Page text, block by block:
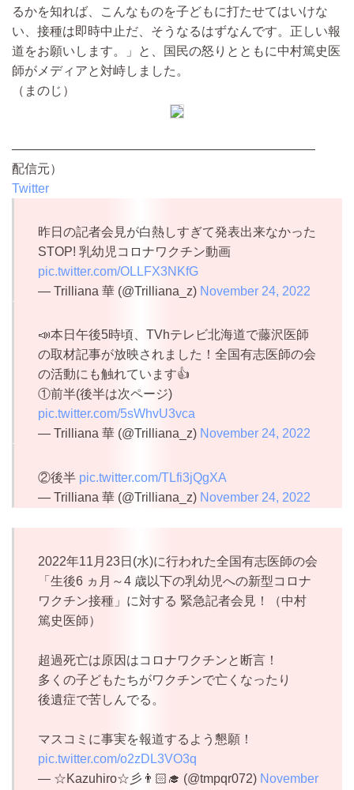
るかを知れば、こんなものを子どもに打たせてはいけな
い、接種は即時中止だ、そうなるはずなんです。正しい報
道をお願いします。」と、国民の怒りとともに中村篤史医
師がメディアと対峙しました。
（まのじ）
————————————————————————
配信元）
Twitter
昨日の記者会見が白熱しすぎて発表出来なかった
STOP! 乳幼児コロナワクチン動画
pic.twitter.com/OLLFX3NKfG
— Trilliana 華 (@Trilliana_z) November 24, 2022
📣本日午後5時頃、TVhテレビ北海道で藤沢医師
の取材記事が放映されました！全国有志医師の会
の活動にも触れています👍
①前半(後半は次ページ)
pic.twitter.com/5sWhvU3vca
— Trilliana 華 (@Trilliana_z) November 24, 2022
②後半 pic.twitter.com/TLfi3jQgXA
— Trilliana 華 (@Trilliana_z) November 24, 2022
2022年11月23日(水)に行われた全国有志医師の会
「生後6 ヵ月～4 歳以下の乳幼児への新型コロナ
ワクチン接種」に対する 緊急記者会見！（中村
篤史医師）
超過死亡は原因はコロナワクチンと断言！
多くの子どもたちがワクチンで亡くなったり
後遺症で苦しんでる。
マスコミに事実を報道するよう懇願！
pic.twitter.com/o2zDL3VO3q
— ☆Kazuhiro☆彡👨🏻‍🎓 (@tmpqr072) November